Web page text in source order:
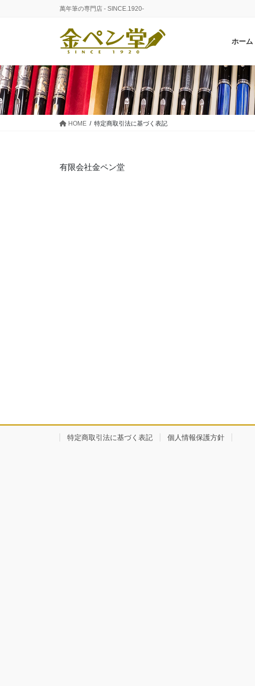
に
移
動
ョ
ン
に
移
動
萬年筆の専門店 - SINCE.1920-
ホーム
HOME 特定商取引法に基づく表記
有限会社金ペン堂
特定商取引法に基づく表記 個人情報保護方針